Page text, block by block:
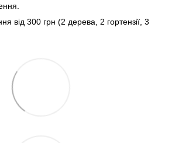
від 300 грн (2 дерева, 2 гортензії, 3